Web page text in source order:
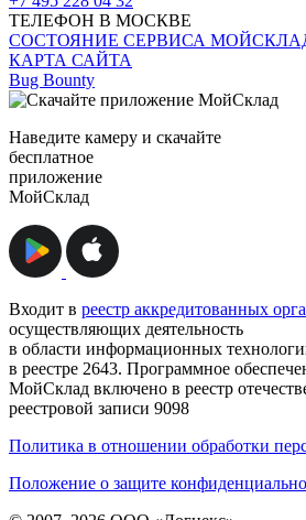
ТЕЛЕФОН В МОСКВЕ
СОСТОЯНИЕ СЕРВИСА
КАРТА САЙТА
Bug Bounty
Наведите камеру и скачайте
бесплатное
приложение
МойСклад
Входит в реестр аккредитованных
осуществляющих деятельность
в области информационных
в реестре 2643. Программное
МойСклад включено в реестр
реестровой записи 9098
Политика в отношении обработки
Положение о защите